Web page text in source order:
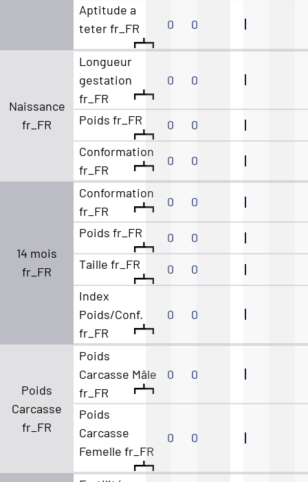
Aptitude a
teter fr_FR
0 0
Naissance
fr_FR
Longueur
gestation
fr_FR
0 0
Poids fr_FR 0
0
Conformation
fr_FR
0 0
14 mois
fr_FR
Conformation
fr_FR
0 0
Poids fr_FR 0
0
Taille fr_FR
0
0
Index
Poids/Conf.
fr_FR
0 0
Poids
Carcasse
fr_FR
Poids
Carcasse Mâle
fr_FR
0 0
Poids
Carcasse
Femelle fr_FR
0 0